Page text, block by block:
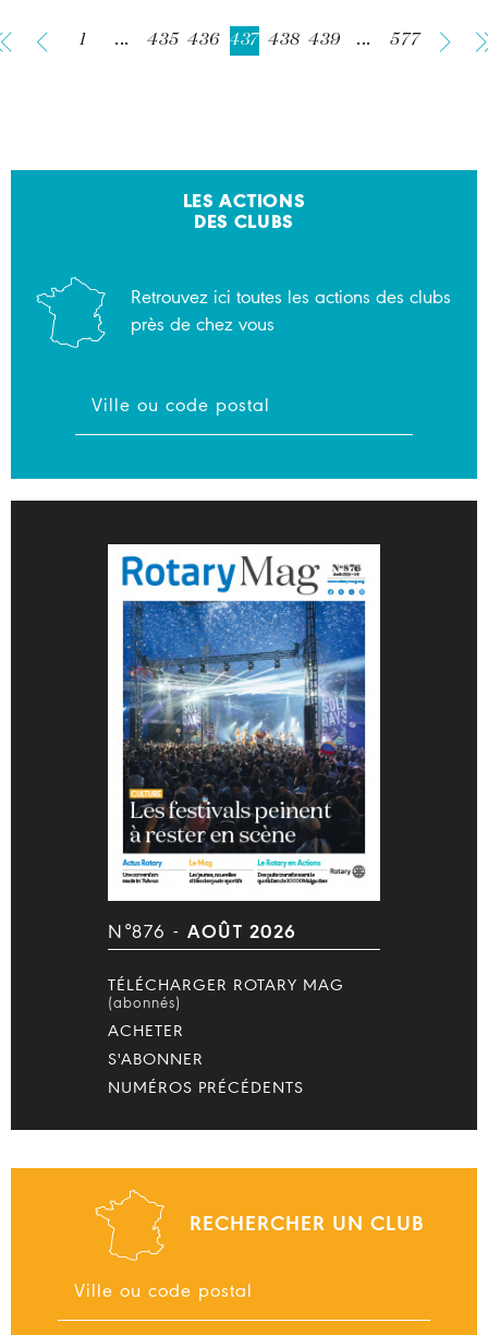
1 ... 435 436 437 438 439 ... 577
LES ACTIONS
DES CLUBS
Retrouvez ici toutes les actions des clubs
près de chez vous
N°876 - AOÛT 2026
TÉLÉCHARGER ROTARY MAG
(abonnés)
ACHETER
S'ABONNER
NUMÉROS PRÉCÉDENTS
RECHERCHER UN CLUB